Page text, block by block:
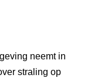
neemt in
straling op